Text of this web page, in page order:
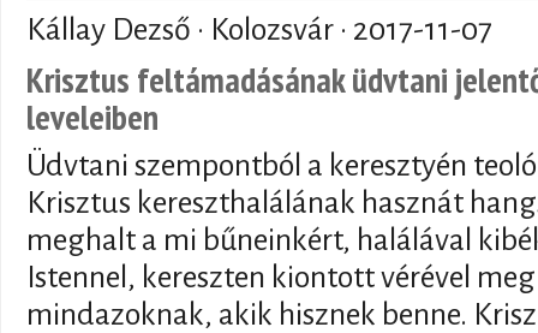
Kállay Dezső · Kolozsvár · 2017-11-07
Krisztus feltámadásának üdvtani
leveleiben
Üdvtani szempontból a keresztyén
Krisztus kereszthalálának hasznát
meghalt a mi bűneinkért, halálával
Istennel, kereszten kiontott vérével
mindazoknak, akik hisznek benne.